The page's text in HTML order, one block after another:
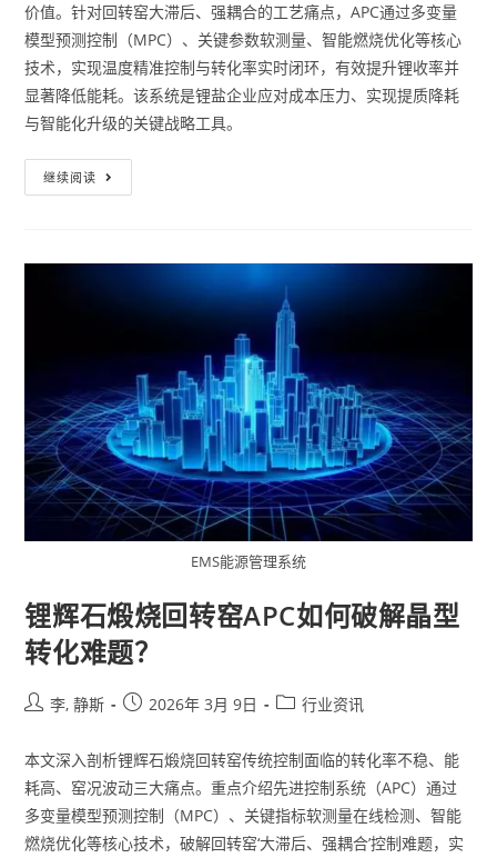
价值。针对回转窑大滞后、强耦合的工艺痛点，APC通过多变量
模型预测控制（MPC）、关键参数软测量、智能燃烧优化等核心
技术，实现温度精准控制与转化率实时闭环，有效提升锂收率并
显著降低能耗。该系统是锂盐企业应对成本压力、实现提质降耗
与智能化升级的关键战略工具。
继续阅读
EMS能源管理系统
锂辉石煅烧回转窑APC如何破解晶型
转化难题？
李, 静斯 2026年 3月 9日 行业资讯
本文深入剖析锂辉石煅烧回转窑传统控制面临的转化率不稳、能
耗高、窑况波动三大痛点。重点介绍先进控制系统（APC）通过
多变量模型预测控制（MPC）、关键指标软测量在线检测、智能
燃烧优化等核心技术，破解回转窑‘大滞后、强耦合’控制难题，实